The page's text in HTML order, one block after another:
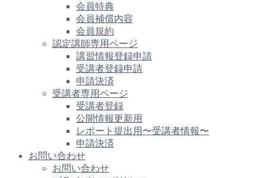
会員特典
会員補償内容
会員規約
認定講師専用ページ
講習情報登録申請
受講者登録申請
申請決済
受講者専用ページ
受講者登録
公開情報更新用
レポート提出用〜受講者情報〜
申請決済
お問い合わせ
お問い合わせ